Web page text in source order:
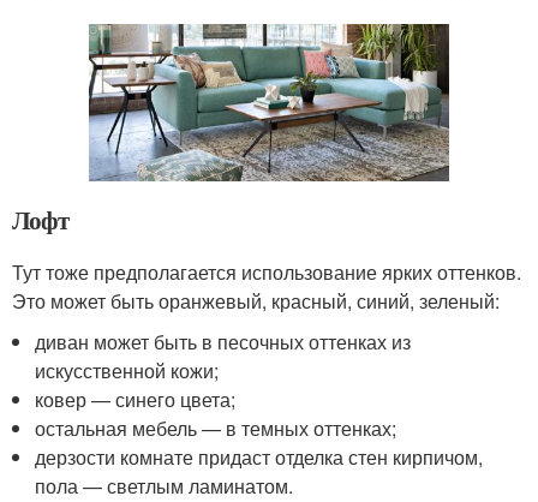
Лофт
Тут тоже предполагается использование ярких оттенков.
Это может быть оранжевый, красный, синий, зеленый:
диван может быть в песочных оттенках из
искусственной кожи;
ковер — синего цвета;
остальная мебель — в темных оттенках;
дерзости комнате придаст отделка стен кирпичом,
пола — светлым ламинатом.